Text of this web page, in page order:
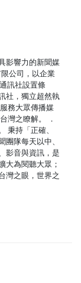
影響力的新聞媒
公司，以企業
訊社設置條
社，獨立超然執
務大眾傳播媒
灣之瞭解。 ．
秉持「正確、
隊每天以中、
影音與資訊，是
大為閱聽大眾；
灣之眼，世界之